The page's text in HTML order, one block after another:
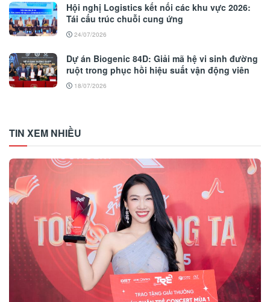
Hội nghị Logistics kết nối các khu vực 2026:
Tái cấu trúc chuỗi cung ứng
24/07/2026
Dự án Biogenic 84D: Giải mã hệ vi sinh đường
ruột trong phục hồi hiệu suất vận động viên
18/07/2026
TIN XEM NHIỀU